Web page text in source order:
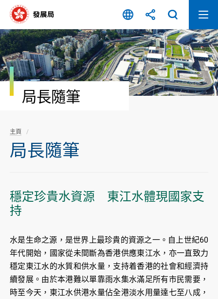
容
開
始
局長隨筆
主頁
局長隨筆
穩定珍貴水資源 東江水體現國家支
持
水是生命之源，是世界上最珍貴的資源之一。自上世紀60
年代開始，國家從未間斷為香港供應東江水，亦一直致力
穩定東江水的水質和供水量，支持着香港的社會和經濟持
續發展。由於本港難以單靠雨水集水滿足所有市民需要，
時至今天，東江水供港水量佔全港淡水用量達七至八成，